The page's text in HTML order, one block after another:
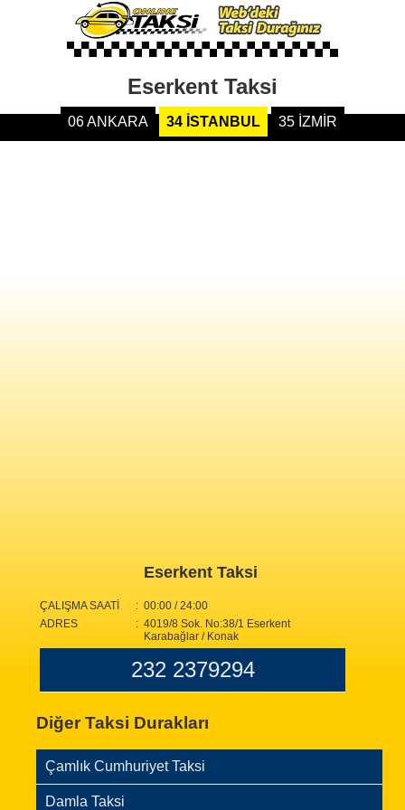
Eserkent Taksi
06 ANKARA 34 İSTANBUL 35 İZMİR
Eserkent Taksi
ÇALIŞMA SAATİ
: 00:00 / 24:00
ADRES
: 4019/8 Sok. No:38/1 Eserkent
Karabağlar / Konak
232 2379294
Diğer Taksi Durakları
Çamlık Cumhuriyet Taksi
Damla Taksi